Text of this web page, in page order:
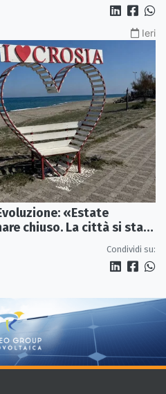
Ieri
«Estate
chiuso. La città si sta
Condividi su: